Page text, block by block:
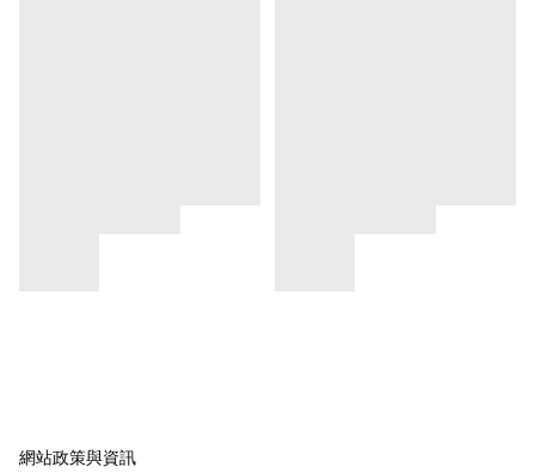
網站政策與資訊